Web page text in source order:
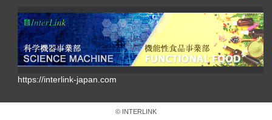
https://interlink-japan.com
© INTERLINK